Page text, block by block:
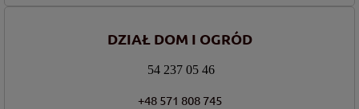
DZIAŁ DOM I OGRÓD
54 237 05 46
+48 571 808 745